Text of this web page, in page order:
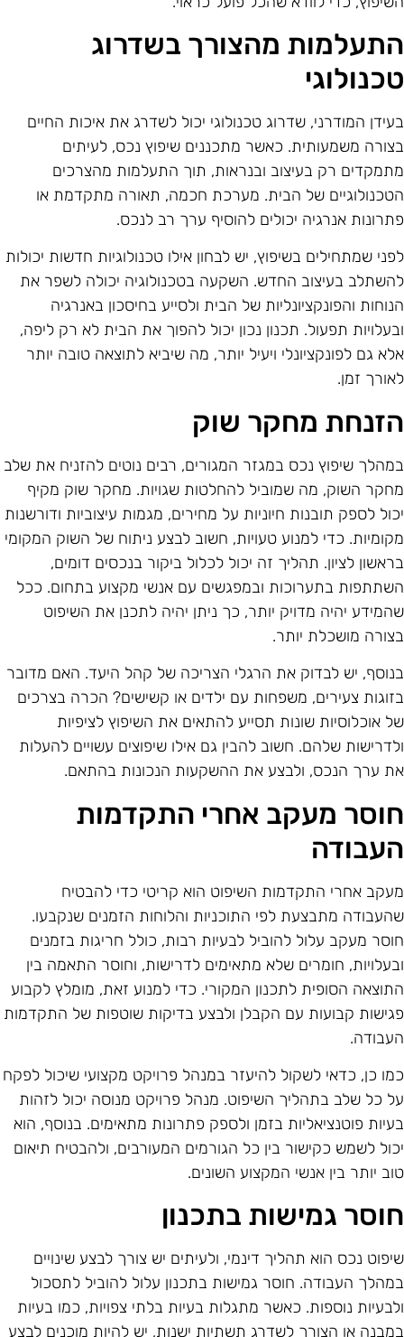
מהצורך בשדרוג
המודרני, שדרוג טכנולוגי יכול לשדרג את איכות החיים
משמעותית. כאשר מתכננים שיפוץ נכס, לעיתים
רק בעיצוב ובנראות, תוך התעלמות מהצרכים
של הבית. מערכת חכמה, תאורה מתקדמת או
אנרגיה יכולים להוסיף ערך רב לנכס.
שמתחילים בשיפוץ, יש לבחון אילו טכנולוגיות חדשות יכולות
בעיצוב החדש. השקעה בטכנולוגיה יכולה לשפר את
והפונקציונליות של הבית ולסייע בחיסכון באנרגיה
תפעול. תכנון נכון יכול להפוך את הבית לא רק ליפה,
גם לפונקציונלי ויעיל יותר, מה שיביא לתוצאה טובה יותר
זמן.
מחקר שוק
שיפוץ נכס במגזר המגורים, רבים נוטים להזניח את שלב
השוק, מה שמוביל להחלטות שגויות. מחקר שוק מקיף
לספק תובנות חיוניות על מחירים, מגמות עיצוביות ודורשנות
כדי למנוע טעויות, חשוב לבצע ניתוח של השוק המקומי
לציון. תהליך זה יכול לכלול ביקור בנכסים דומים,
בתערוכות ובמפגשים עם אנשי מקצוע בתחום. ככל
יהיה מדויק יותר, כך ניתן יהיה לתכנן את השיפוט
מושכלת יותר.
יש לבדוק את הרגלי הצריכה של קהל היעד. האם מדובר
צעירים, משפחות עם ילדים או קשישים? הכרה בצרכים
אוכלוסיות שונות תסייע להתאים את השיפוץ לציפיות
שלהם. חשוב להבין גם אילו שיפוצים עשויים להעלות
ערך הנכס, ולבצע את ההשקעות הנכונות בהתאם.
מעקב אחרי התקדמות
אחרי התקדמות השיפוט הוא קריטי כדי להבטיח
מתבצעת לפי התוכניות והלוחות הזמנים שנקבעו.
מעקב עלול להוביל לבעיות רבות, כולל חריגות בזמנים
חומרים שלא מתאימים לדרישות, וחוסר התאמה בין
הסופית לתכנון המקורי. כדי למנוע זאת, מומלץ לקבוע
קבועות עם הקבלן ולבצע בדיקות שוטפות של התקדמות
כן, כדאי לשקול להיעזר במנהל פרויקט מקצועי שיכול לפקח
כל שלב בתהליך השיפוט. מנהל פרויקט מנוסה יכול לזהות
פוטנציאליות בזמן ולספק פתרונות מתאימים. בנוסף, הוא
לשמש כקישור בין כל הגורמים המעורבים, ולהבטיח תיאום
יותר בין אנשי המקצוע השונים.
גמישות בתכנון
נכס הוא תהליך דינמי, ולעיתים יש צורך לבצע שינויים
העבודה. חוסר גמישות בתכנון עלול להוביל לתסכול
נוספות. כאשר מתגלות בעיות בלתי צפויות, כמו בעיות
או הצורך לשדרג תשתיות ישנות, יש להיות מוכנים לבצע